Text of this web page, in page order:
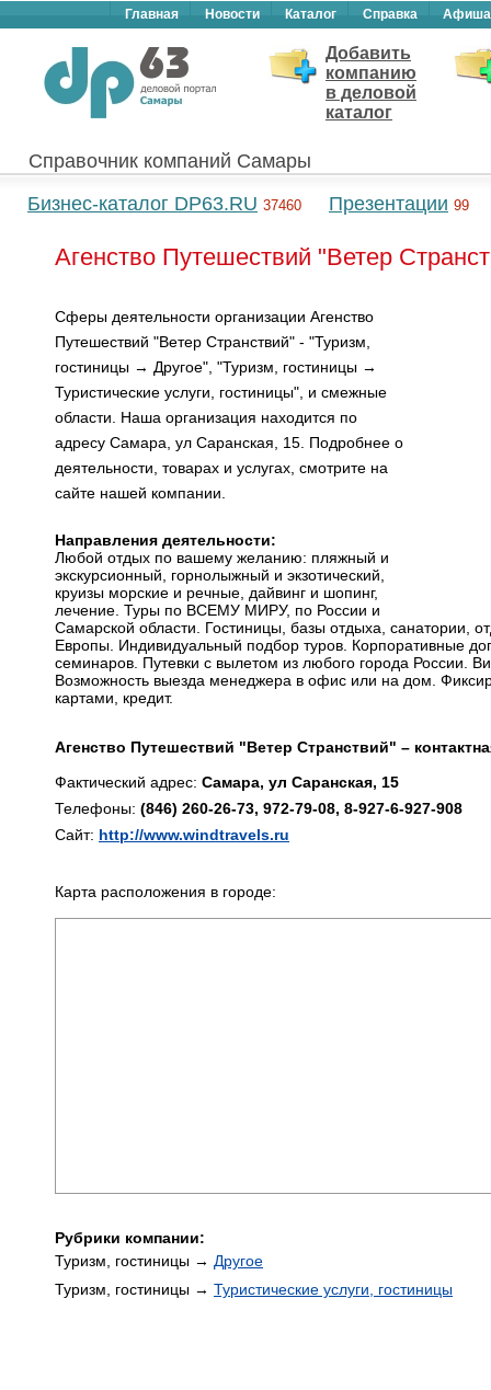
Главная Новости Каталог Справка Афиша
Добавить
компанию
в деловой
каталог
Справочник компаний Самары
Бизнес-каталог DP63.RU 37460 Презентации 99
Агенство Путешествий "Ветер
Сферы деятельности организации Агенство
Путешествий "Ветер Странствий" - "Туризм,
гостиницы → Другое", "Туризм, гостиницы →
Туристические услуги, гостиницы", и смежные
области. Наша организация находится по
адресу Самара, ул Саранская, 15. Подробнее о
деятельности, товарах и услугах, смотрите на
сайте нашей компании.
Направления деятельности:
Любой отдых по вашему желанию: пляжный и
экскурсионный, горнолыжный и экзотический,
круизы морские и речные, дайвинг и шопинг,
лечение. Туры по ВСЕМУ МИРУ, по России и
Самарской области. Гостиницы, базы отдыха, санатории,
Европы. Индивидуальный подбор туров. Корпоративные
семинаров. Путевки с вылетом из любого города России.
Возможность выезда менеджера в офис или на дом.
картами, кредит.
Агенство Путешествий "Ветер Странствий" –
Фактический адрес: Самара, ул Саранская, 15
Телефоны: (846) 260-26-73, 972-79-08, 8-927-6-927-908
Сайт: http://www.windtravels.ru
Карта расположения в городе:
Рубрики компании:
Туризм, гостиницы → Другое
Туризм, гостиницы → Туристические услуги, гостиницы